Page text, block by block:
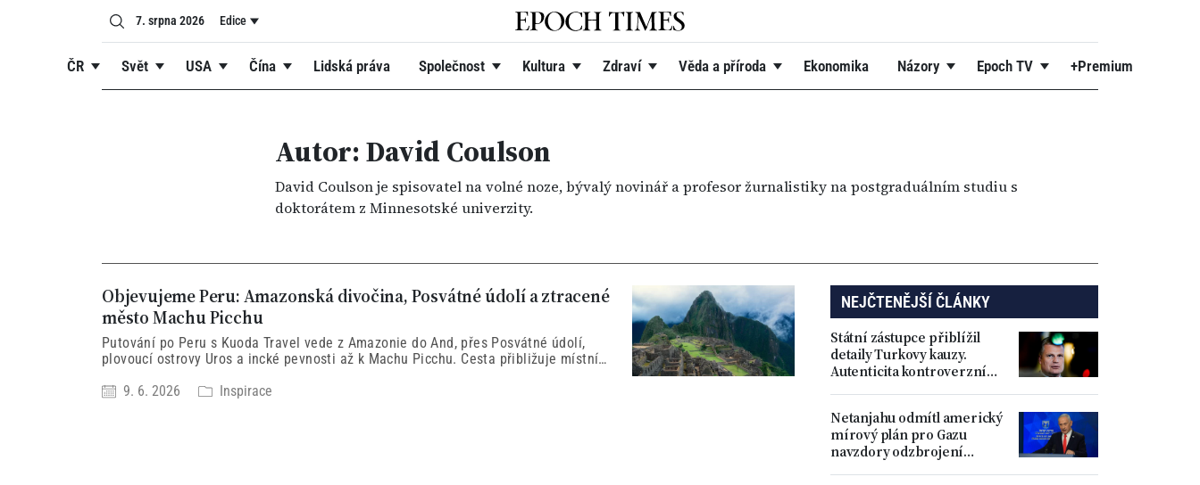
7. srpna 2026 Edice
ČR Svět USA Čína Lidská práva Společnost Kultura Zdraví Věda a příroda Ekonomika Názory Epoch TV +Premium
Autor: David Coulson
David Coulson je spisovatel na volné noze, bývalý novinář a profesor žurnalistiky na postgraduálním studiu s
doktorátem z Minnesotské univerzity.
Objevujeme Peru: Amazonská divočina, Posvátné údolí a ztracené
město Machu Picchu
Putování po Peru s Kuoda Travel vede z Amazonie do And, přes Posvátné údolí,
plovoucí ostrovy Uros a incké pevnosti až k Machu Picchu. Cesta přibližuje místní
9. 6. 2026 Inspirace
NEJČTENĚJŠÍ ČLÁNKY
Státní zástupce přiblížil
detaily Turkovy kauzy.
Autenticita kontroverzních
Netanjahu odmítl americký
mírový plán pro Gazu
navzdory odzbrojení